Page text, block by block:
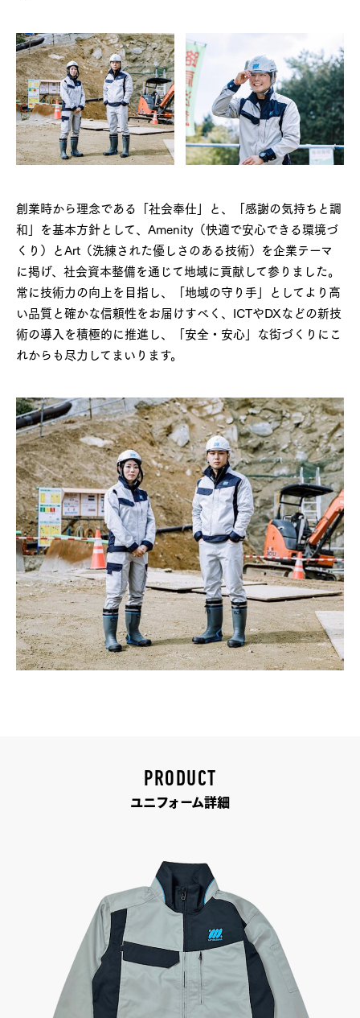
創業時から理念である「社会奉仕」と、「感謝の気持ちと調
和」を基本方針として、Amenity（快適で安心できる環境づ
くり）とArt（洗練された優しさのある技術）を企業テーマ
に掲げ、社会資本整備を通じて地域に貢献して参りました。
常に技術力の向上を目指し、「地域の守り手」としてより高
い品質と確かな信頼性をお届けすべく、ICTやDXなどの新技
術の導入を積極的に推進し、「安全・安心」な街づくりにこ
れからも尽力してまいります。
PRODUCT
ユニフォーム詳細